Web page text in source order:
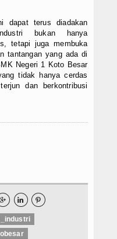
dapat terus diadakan
bukan hanya
tetapi juga membuka
tantangan yang ada di
Negeri 1 Koto Besar
tidak hanya cerdas
dan berkontribusi
  